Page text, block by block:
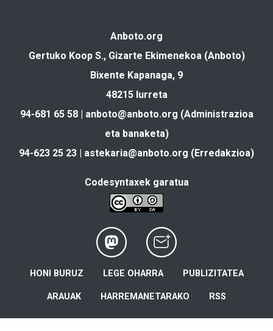
Anboto.org
Gertuko Koop S., Gizarte Ekimenekoa (Anboto)
Bixente Kapanaga, 9
48215 Iurreta
94-681 65 58 | anboto@anboto.org (Administrazioa
eta banaketa)
94-623 25 23 | astekaria@anboto.org (Erredakzioa)
Codesyntaxek garatua
HONI BURUZ LEGE OHARRA PUBLIZITATEA
ARAUAK HARREMANETARAKO RSS